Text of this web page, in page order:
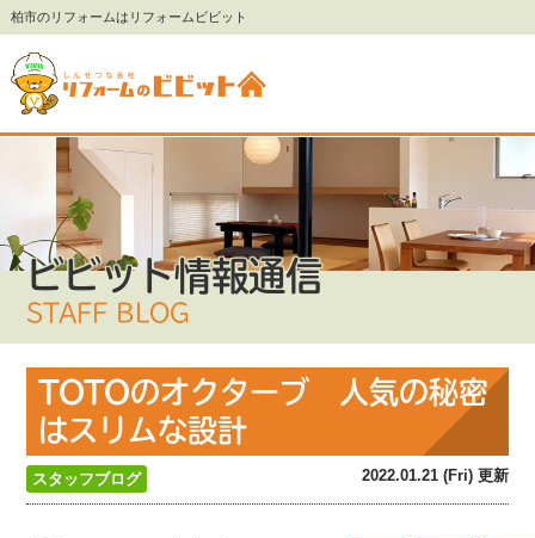
柏市のリフォームはリフォームビビット
ビビット情報通信
STAFF BLOG
TOTOのオクターブ 人気の秘密
はスリムな設計
スタッフブログ 2022.01.21 (Fri) 更新